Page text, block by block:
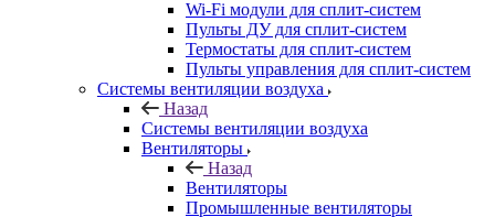
Wi-Fi модули для сплит-систем
Пульты ДУ для сплит-систем
Термостаты для сплит-систем
Пульты управления для сплит-систем
Системы вентиляции воздуха
Назад
Системы вентиляции воздуха
Вентиляторы
Назад
Вентиляторы
Промышленные вентиляторы